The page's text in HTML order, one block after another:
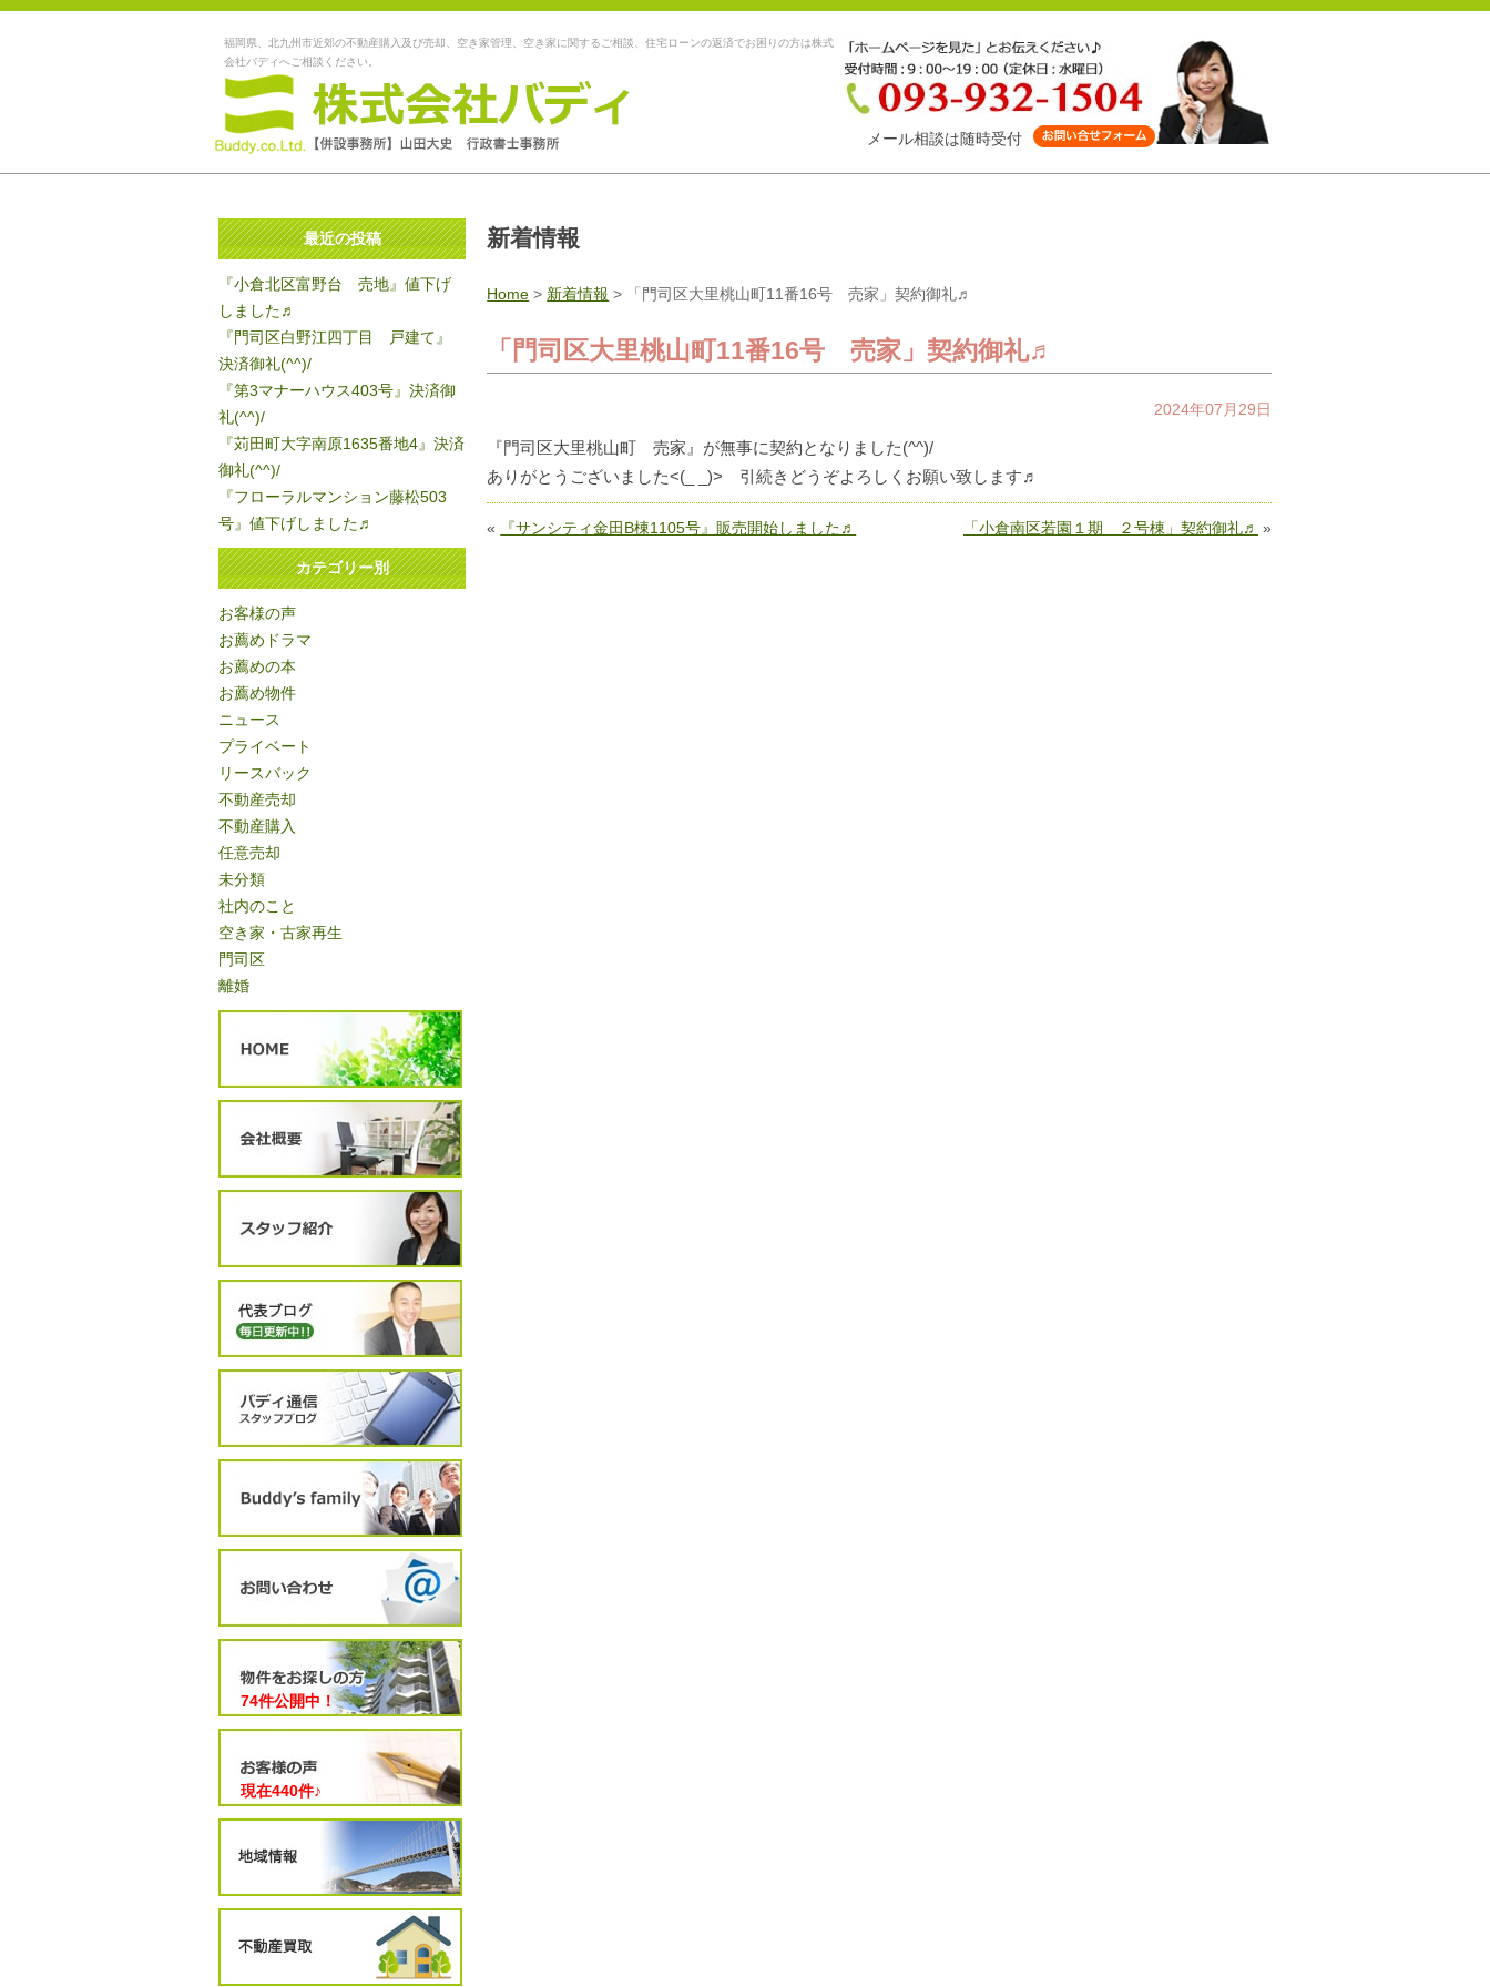
福岡県、北九州市近郊の不動産購入及び売却、空き家管理、空き家に関するご相談、住宅ローンの返済でお困りの方は株式
会社バディへご相談ください。
メール相談は随時受付
新着情報
Home > 新着情報 > 「門司区大里桃山町11番16号 売家」契約御礼♬
「門司区大里桃山町11番16号 売家」契約御礼♬
2024年07月29日
『門司区大里桃山町 売家』が無事に契約となりました(^^)/
ありがとうございました<(_ _)> 引続きどうぞよろしくお願い致します♬
« 『サンシティ金田B棟1105号』販売開始しました♬ 「小倉南区若園１期 ２号棟」契約御礼♬ »
最近の投稿
『小倉北区富野台 売地』値下げ
しました♬
『門司区白野江四丁目 戸建て』
決済御礼(^^)/
『第3マナーハウス403号』決済御
礼(^^)/
『苅田町大字南原1635番地4』決済
御礼(^^)/
『フローラルマンション藤松503
号』値下げしました♬
カテゴリー別
お客様の声
お薦めドラマ
お薦めの本
お薦め物件
ニュース
プライベート
リースバック
不動産売却
不動産購入
任意売却
未分類
社内のこと
空き家・古家再生
門司区
離婚
74件公開中！
現在440件♪